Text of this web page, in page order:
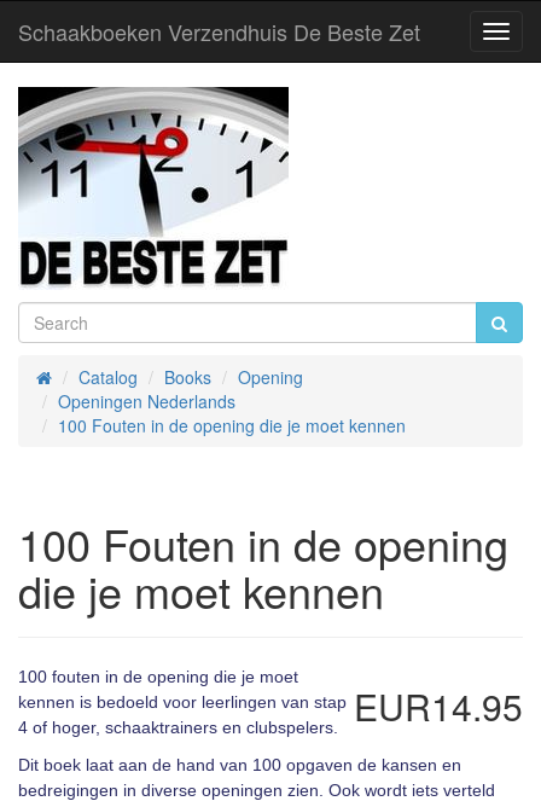
Schaakboeken Verzendhuis De Beste Zet
HomeCatalog Books
Opening
Openingen Nederlands
100 Fouten in de opening die je moet kennen
100 Fouten in de opening
die je moet kennen
EUR14.95
100 fouten in de opening die je moet
kennen is bedoeld voor leerlingen van stap
4 of hoger, schaaktrainers en clubspelers.
Dit boek laat aan de hand van 100 opgaven de kansen en
bedreigingen in diverse openingen zien. Ook wordt iets verteld